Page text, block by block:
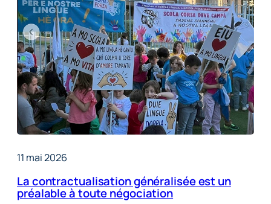
11 mai 2026
La contractualisation généralisée est un
préalable à toute négociation